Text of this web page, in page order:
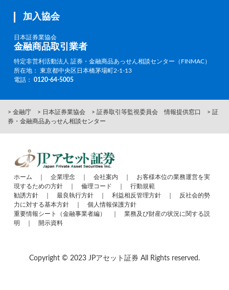
加入協会
日本証券業協会
金融商品取引業者
特定非営利活動法人 証券・金融商品あっせん相談センター（FINMAC）
所在地： 東京都中央区日本橋茅場町2-1-13
電話： 0120-64-5005
> 金融庁 > 日本証券業協会 > 証券取引等監視委員会 情報提供窓口
> 証
券・金融商品あっせん相談センター
ホーム 企業理念 会社案内
お客様本位の業務運営を実
現するための方針
倫理コード
行動規範
勧誘方針
最良執行方針 利益相反管理方針
反社会的勢
力に対する基本方針
個人情報保護方針
重要情報シート（金融事業者編）
業務及び財産の状況に関する説
明
開示資料
Copyright © 2023 JPアセット証券 All Rights reserved.